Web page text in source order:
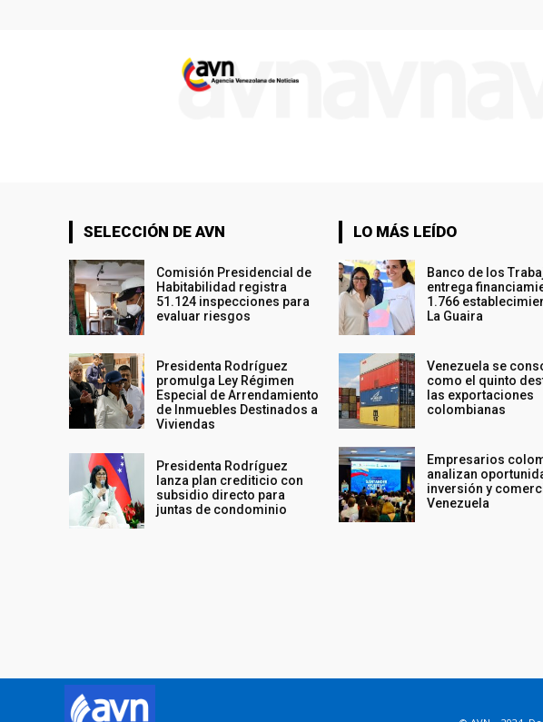
SELECCIÓN DE AVN
Comisión Presidencial de
Habitabilidad registra
51.124 inspecciones para
evaluar riesgos
Presidenta Rodríguez
promulga Ley Régimen
Especial de Arrendamiento
de Inmuebles Destinados a
Viviendas
Presidenta Rodríguez
lanza plan crediticio con
subsidio directo para
juntas de condominio
LO MÁS LEÍDO
Banco de los
entrega
1.766
La Guaira
Venezuela se
como el quinto
las exportaciones
colombianas
Empresarios
analizan
inversión y
Venezuela